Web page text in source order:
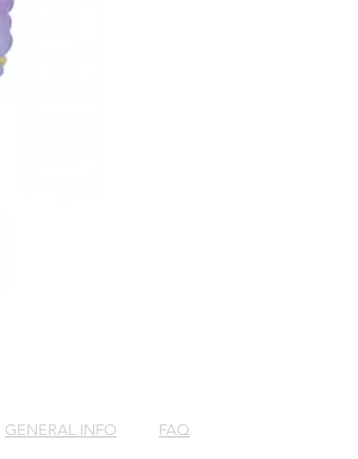
GENERAL INFO FAQ